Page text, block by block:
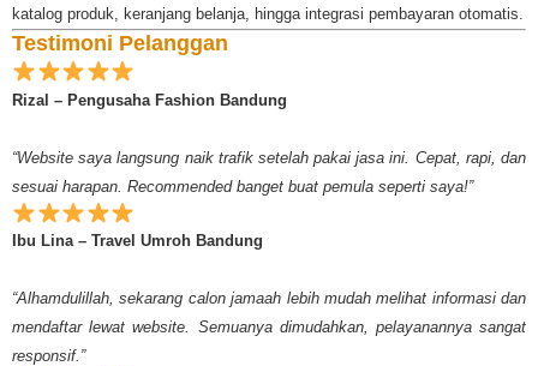
katalog produk, keranjang belanja, hingga integrasi pembayaran otomatis.
Testimoni Pelanggan
Rizal – Pengusaha Fashion Bandung
“Website saya langsung naik trafik setelah pakai jasa ini. Cepat, rapi, dan
sesuai harapan. Recommended banget buat pemula seperti saya!”
Ibu Lina – Travel Umroh Bandung
“Alhamdulillah, sekarang calon jamaah lebih mudah melihat informasi dan
mendaftar lewat website. Semuanya dimudahkan, pelayanannya sangat
responsif.”